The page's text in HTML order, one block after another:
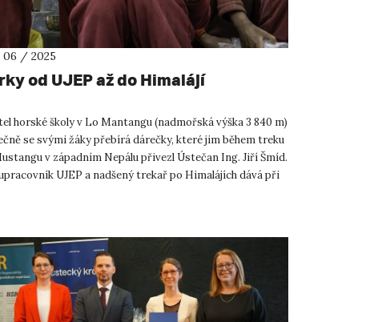
/ 2025
od UJEP až do Himalájí
horské školy v Lo Mantangu (nadmořská výška 3 840 m)
se svými žáky přebírá dárečky, které jim během treku
v západním Nepálu přivezl Ústečan Ing. Jiří Šmíd.
UJEP a nadšený trekař po Himalájích dává při